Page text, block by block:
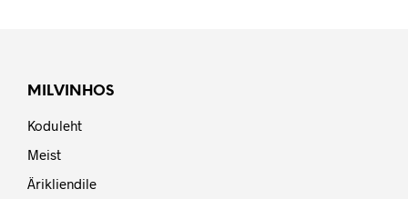
MILVINHOS
Koduleht
Meist
Ärikliendile